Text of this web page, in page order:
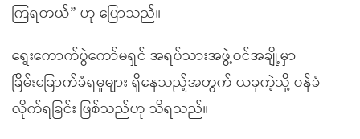
ကြရတယ်” ဟု ပြောသည်။
ရွေးကောက်ပွဲကော်မရှင် အရပ်သားအဖွဲ့ဝင်အချို့မှာ
ခြိမ်းခြောက်ခံရမှုများ ရှိနေသည့်အတွက် ယခုကဲ့သို့ ဝန်ခံ
လိုက်ရခြင်း ဖြစ်သည်ဟု သိရသည်။